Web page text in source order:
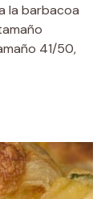
la barbacoa
41/50,